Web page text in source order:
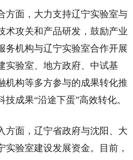
方面，大力支持辽宁实验室与
术攻关和产品研发，鼓励产业
务机构与辽宁实验室合作开展
实验室、地方政府、中试基
机构等多方参与的成果转化推
成果“沿途下蛋”高效转化。
方面，辽宁省政府与沈阳、大
实验室建设发展资金。目前，